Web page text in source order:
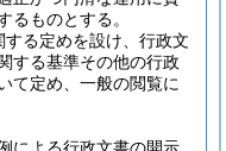
るものとする。
る定めを設け、行政文
する基準その他の行政
て定め、一般の閲覧に